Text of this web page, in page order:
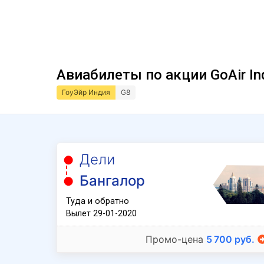
Авиабилеты по акции GoAir
ГоуЭйр Индия G8
Дели
Бангалор
Туда и обратно
Вылет 29-01-2020
Промо-цена 5 700 руб.